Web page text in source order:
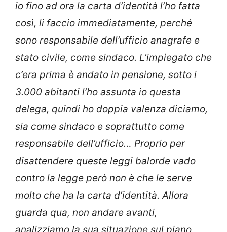
io fino ad ora la carta d’identità l’ho fatta
così, li faccio immediatamente, perché
sono responsabile dell’ufficio anagrafe e
stato civile, come sindaco. L’impiegato che
c’era prima è andato in pensione, sotto i
3.000 abitanti l’ho assunta io questa
delega, quindi ho doppia valenza diciamo,
sia come sindaco e soprattutto come
responsabile dell’ufficio… Proprio per
disattendere queste leggi balorde vado
contro la legge però non è che le serve
molto che ha la carta d’identità. Allora
guarda qua, non andare avanti,